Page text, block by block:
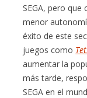
SEGA, pero
menor
éxito de este
juegos como
aumentar la
más tarde,
SEGA en el